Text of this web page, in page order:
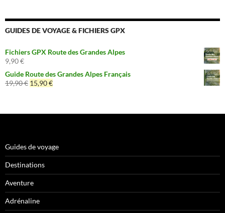
19,90 €.15,90 €.
GUIDES DE VOYAGE & FICHIERS GPX
Fichiers GPX Route des Grandes Alpes
9,90€
Guide Route des Grandes Alpes Français
19,90€ Le
15,90€Le
Guides de voyage
Destinations
Aventure
Adrénaline